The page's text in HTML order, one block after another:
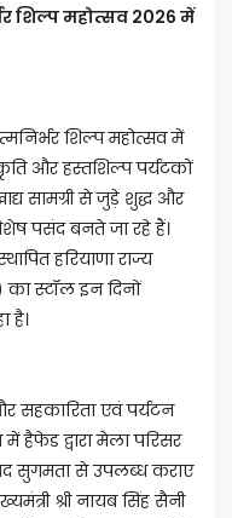
शिल्प महोत्सव 2026 में
शिल्प महोत्सव में
और हस्तशिल्प पर्यटकों
सामग्री से जुड़े शुद्ध और
पसंद बनते जा रहे हैं।
हरियाणा राज्य
स्टॉल इन दिनों
है।
सहकारिता एवं पर्यटन
में हैफेड द्वारा मेला परिसर
सुगमता से उपलब्ध कराए
श्री नायब सिंह सैनी